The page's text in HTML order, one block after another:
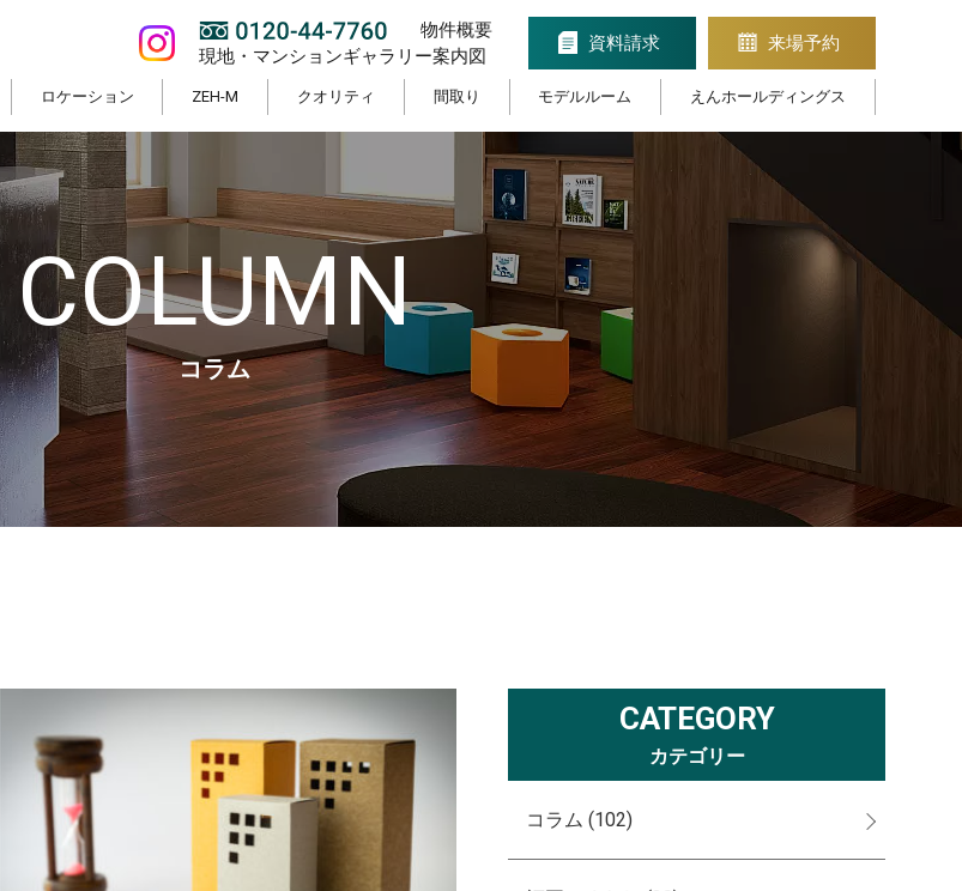
物件概要
現地・マンションギャラリー案内図
資料請求 来場予約
ロケーション ZEH-M クオリティ 間取り モデルルーム えんホールディングス
COLUMN
コラム
CATEGORY
カテゴリー
コラム (102)